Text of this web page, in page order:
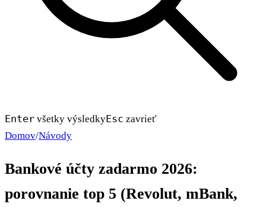
Enter všetky výsledkyEsc zavrieť
Domov/Návody
Bankové účty zadarmo 2026:
porovnanie top 5 (Revolut, mBank,